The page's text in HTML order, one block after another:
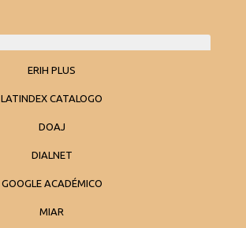
ERIH PLUS
LATINDEX CATALOGO
DOAJ
DIALNET
GOOGLE ACADÉMICO
MIAR